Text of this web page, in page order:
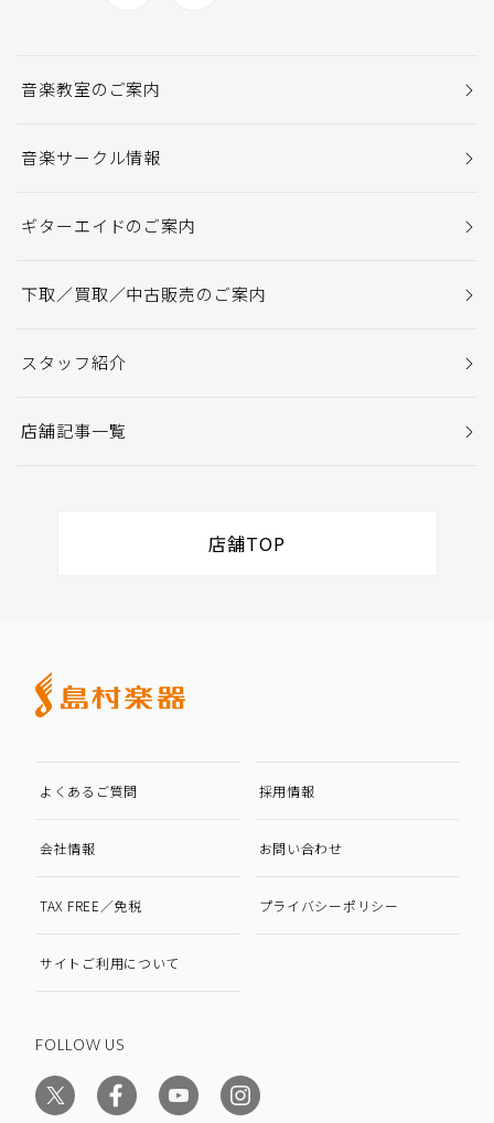
音楽教室のご案内
音楽サークル情報
ギターエイドのご案内
下取／買取／中古販売のご案内
スタッフ紹介
店舗記事一覧
店舗TOP
よくあるご質問 採用情報
会社情報 お問い合わせ
TAX FREE／免税 プライバシーポリシー
サイトご利用について
FOLLOW US